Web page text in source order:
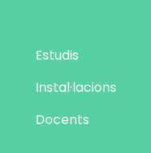
Estudis
Instal·lacions
Docents